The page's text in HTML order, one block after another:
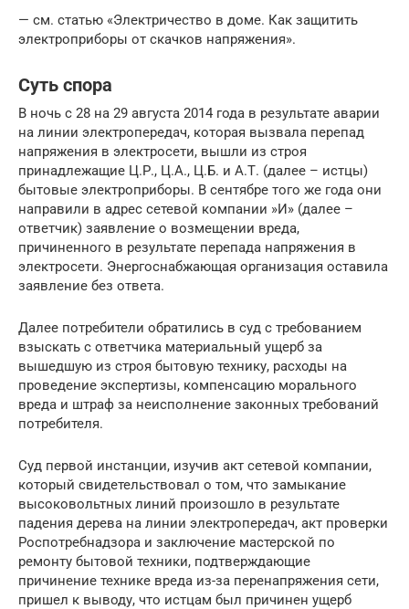
— см. статью «Электричество в доме. Как защитить
электроприборы от скачков напряжения».
Суть спора
В ночь с 28 на 29 августа 2014 года в результате аварии
на линии электропередач, которая вызвала перепад
напряжения в электросети, вышли из строя
принадлежащие Ц.Р., Ц.А., Ц.Б. и А.Т. (далее – истцы)
бытовые электроприборы. В сентябре того же года они
направили в адрес сетевой компании »И» (далее –
ответчик) заявление о возмещении вреда,
причиненного в результате перепада напряжения в
электросети. Энергоснабжающая организация оставила
заявление без ответа.
Далее потребители обратились в суд с требованием
взыскать с ответчика материальный ущерб за
вышедшую из строя бытовую технику, расходы на
проведение экспертизы, компенсацию морального
вреда и штраф за неисполнение законных требований
потребителя.
Суд первой инстанции, изучив акт сетевой компании,
который свидетельствовал о том, что замыкание
высоковольтных линий произошло в результате
падения дерева на линии электропередач, акт проверки
Роспотребнадзора и заключение мастерской по
ремонту бытовой техники, подтверждающие
причинение технике вреда из-за перенапряжения сети,
пришел к выводу, что истцам был причинен ущерб